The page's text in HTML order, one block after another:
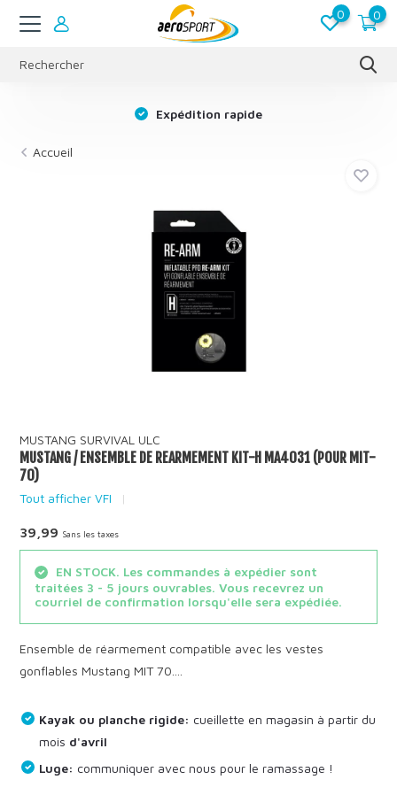
0 0
Expédition rapide
Accueil
MUSTANG SURVIVAL ULC
MUSTANG / ENSEMBLE DE REARMEMENT KIT-H MA4031 (POUR MIT-
70)
Tout afficher VFI
39,99 Sans les taxes
EN STOCK. Les commandes à expédier sont
traitées 3 - 5 jours ouvrables. Vous recevrez un
courriel de confirmation lorsqu'elle sera expédiée.
Ensemble de réarmement compatible avec les vestes
gonflables Mustang MIT 70....
Kayak ou planche rigide: cueillette en magasin à partir du
mois d'avril
Luge: communiquer avec nous pour le ramassage !